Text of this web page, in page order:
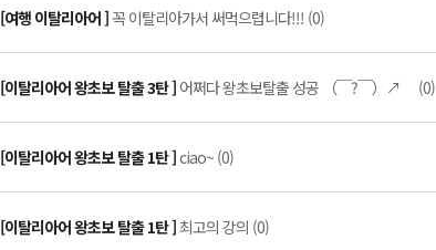
[여행 이탈리아어 ]꼭 이탈리아가서 써먹으렵니다!!! (0)
[이탈리아어 왕초보 탈출 3탄 ] 어쩌다 왕초보탈출 성공 （￣?￣）↗ (0)
[이탈리아어 왕초보 탈출 1탄 ]ciao~ (0)
[이탈리아어 왕초보 탈출 1탄 ]최고의 강의 (0)